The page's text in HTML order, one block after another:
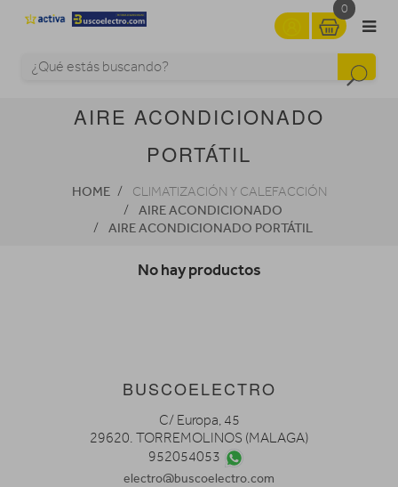
0
AIRE ACONDICIONADO
PORTÁTIL
HOME CLIMATIZACIÓN Y CALEFACCIÓN
AIRE ACONDICIONADO
AIRE ACONDICIONADO PORTÁTIL
No hay productos
BUSCOELECTRO
C/ Europa, 45
29620. TORREMOLINOS (MALAGA)
952054053
electro@buscoelectro.com